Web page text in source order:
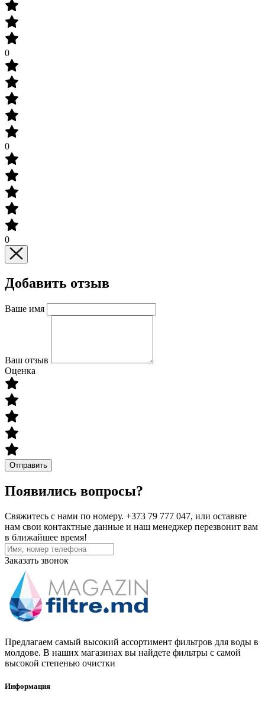
0
0
0
Добавить отзыв
Ваше имя
Ваш отзыв
Оценка
Отправить
Появились вопросы?
Свяжитесь с нами по номеру. +373 79 777 047, или оставьте
нам свои контактные данные и наш менеджер перезвонит вам
в ближайшее время!
Заказать звонок
Предлагаем самый высокий ассортимент фильтров для воды в
молдове. В наших магазинах вы найдете фильтры с самой
высокой степенью очистки
Информация